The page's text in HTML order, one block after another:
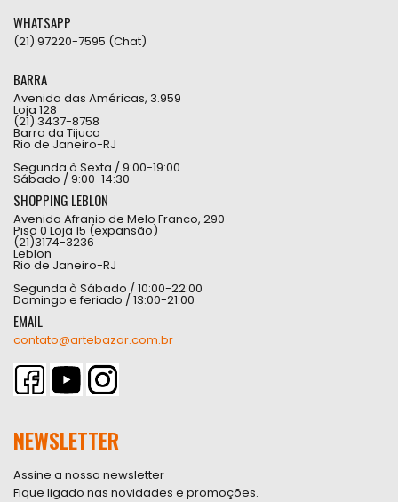
WHATSAPP
(21) 97220-7595 (Chat)
BARRA
Avenida das Américas, 3.959
Loja 128
(21) 3437-8758
Barra da Tijuca
Rio de Janeiro-RJ
Segunda à Sexta / 9:00-19:00
Sábado / 9:00-14:30
SHOPPING LEBLON
Avenida Afranio de Melo Franco, 290
Piso 0 Loja 15 (expansão)
(21)3174-3236
Leblon
Rio de Janeiro-RJ
Segunda à Sábado / 10:00-22:00
Domingo e feriado / 13:00-21:00
EMAIL
contato@artebazar.com.br
NEWSLETTER
Assine a nossa newsletter
Fique ligado nas novidades e promoções.